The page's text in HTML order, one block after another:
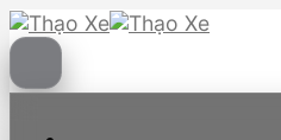
Skip
to
content